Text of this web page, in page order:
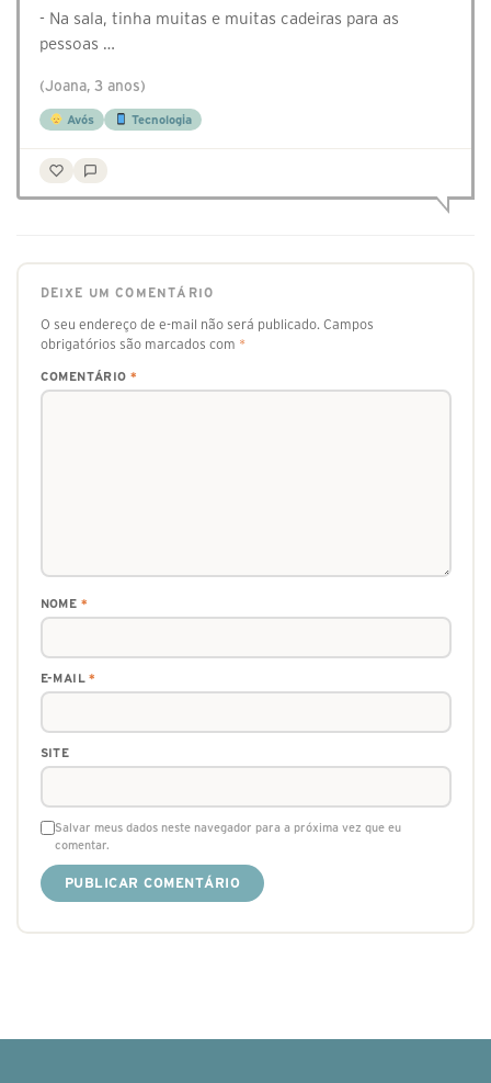
- Na sala, tinha muitas e muitas cadeiras para as
pessoas …
(Joana, 3 anos)
Avós Tecnologia
DEIXE UM COMENTÁRIO
O seu endereço de e-mail não será publicado. Campos
obrigatórios são marcados com *
COMENTÁRIO *
NOME *
E-MAIL*
SITE
Salvar meus dados neste navegador para a próxima vez que eu
comentar.